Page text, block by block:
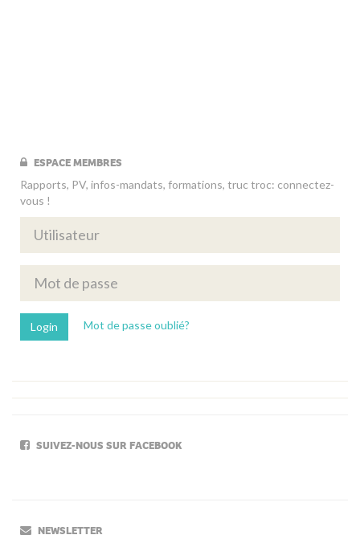
ESPACE MEMBRES
Rapports, PV, infos-mandats, formations, truc troc: connectez-
vous !
Mot de passe oublié?
SUIVEZ-NOUS SUR FACEBOOK
NEWSLETTER